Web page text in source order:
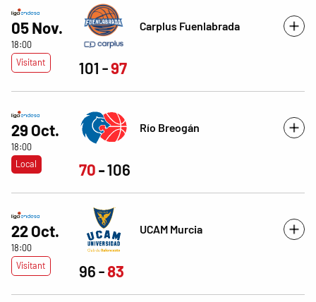
05 Nov.
18:00
Visitant
Carplus Fuenlabrada
101 97
29 Oct.
18:00
Local
Río Breogán
70 106
22 Oct.
18:00
Visitant
UCAM Murcia
96 83